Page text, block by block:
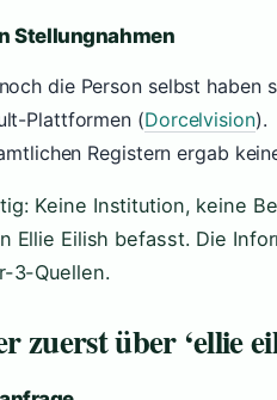
Stellungnahmen
die Person selbst haben
Plattformen (Dorcelvision).
Registern ergab
Keine Institution, keine
Ellie Eilish befasst. Die
3-Quellen.
zuerst über ‘ellie